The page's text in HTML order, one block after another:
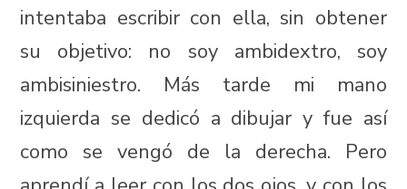
intentaba escribir con ella, sin obtener
su objetivo: no soy ambidextro, soy
ambisiniestro. Más tarde mi mano
izquierda se dedicó a dibujar y fue así
como se vengó de la derecha. Pero